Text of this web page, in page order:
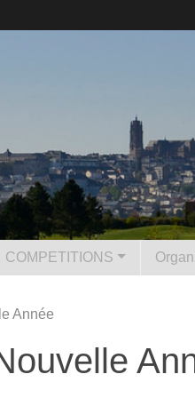
COMPETITIONS
Année